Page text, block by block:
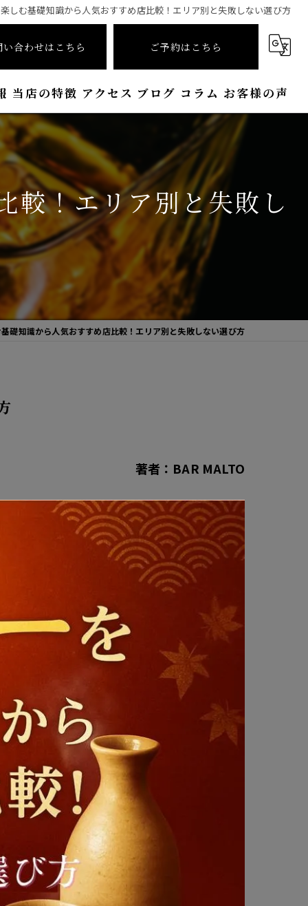
しむ基礎知識から人気おすすめ店比較！エリア別と失敗しない選び方
い合わせはこちら ご予約はこちら
当店の特徴
シガー
ワイン
接待
喫煙
アクセス ブログ コラム お客様の声
較！エリア別と失敗し
礎知識から人気おすすめ店比較！エリア別と失敗しない選び方
著者：BAR MALTO